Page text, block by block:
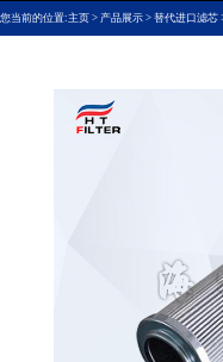
您当前的位置:主页 > 产品展示 > 替代进口滤芯